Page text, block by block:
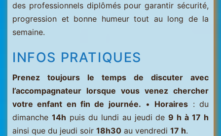
des professionnels diplômés pour garantir sécurité,
progression et bonne humeur tout au long de la
semaine.
INFOS PRATIQUES
Prenez toujours le temps de discuter avec
l’accompagnateur lorsque vous venez chercher
votre enfant en fin de journée. • Horaires : du
dimanche 14h puis du lundi au jeudi de9 h à 17 h
ainsi que du jeudi soir 18h30 au vendredi 17 h.